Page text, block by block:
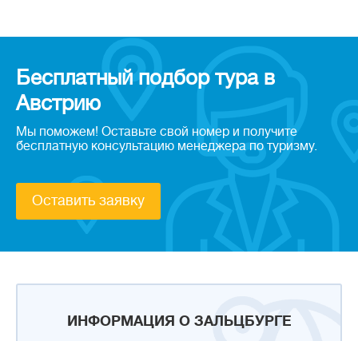
ИНФОРМАЦИЯ О ЗАЛЬЦБУРГЕ
Бесплатный подбор тура в
Австрию
Мы поможем! Оставьте свой номер и получите
бесплатную консультацию менеджера по туризму.
Оставить заявку